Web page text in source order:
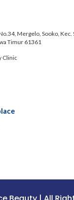
Mergelo, Sooko, Kec.
Timur 61361
Clinic